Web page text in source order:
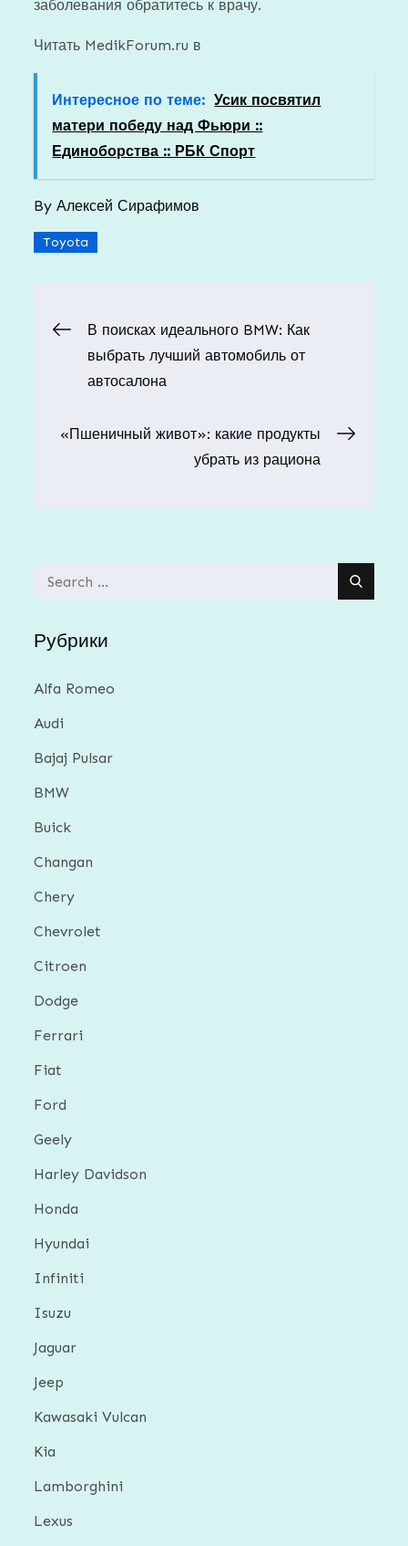
заболевания обратитесь к врачу.
Читать MedikForum.ru в
Интересное по теме: Усик посвятил
матери победу над Фьюри ::
Единоборства :: РБК Спорт
ByАлексей Сирафимов
Toyota
Навигация
по
записям
В поисках идеального BMW: Как
выбрать лучший автомобиль от
автосалона
«Пшеничный живот»: какие продукты
убрать из рациона
Search
Рубрики
Alfa Romeo
Audi
Bajaj Pulsar
BMW
Buick
Changan
Chery
Chevrolet
Citroen
Dodge
Ferrari
Fiat
Ford
Geely
Harley Davidson
Honda
Hyundai
Infiniti
Isuzu
Jaguar
Jeep
Kawasaki Vulcan
Kia
Lamborghini
Lexus